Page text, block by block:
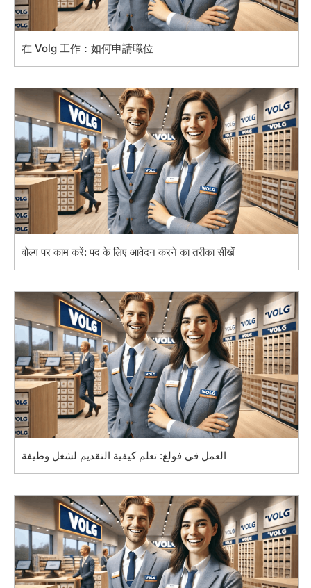
在 Volg 工作：如何申請職位
वोल्ग पर काम करें: पद के लिए आवेदन करने का तरीका सीखें
العمل في فولغ: تعلم كيفية التقديم لشغل وظيفة